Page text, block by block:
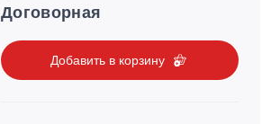
Договорная
Добавить в корзину